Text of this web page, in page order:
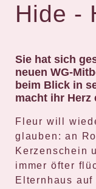
Hide -
Sie hat sich
neuen WG-
beim Blick in
macht ihr Herz
Fleur will
glauben : an
Kerzenschein
immer öfter
Elternhaus auf